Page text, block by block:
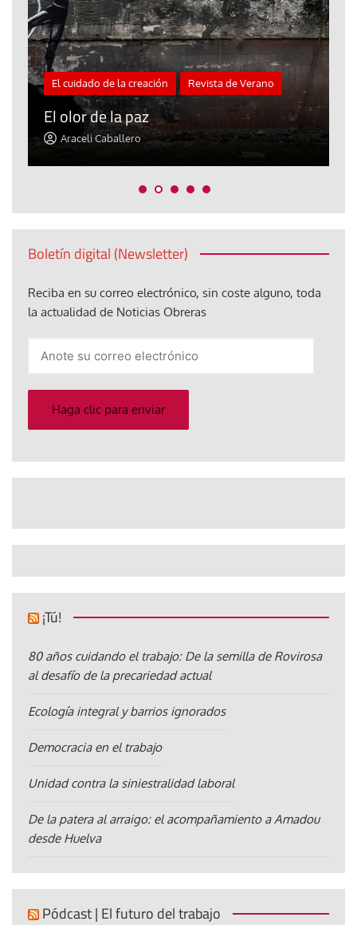
El cuidado de la creación Revista de Verano
El olor de la paz
Araceli Caballero
Boletín digital (Newsletter)
Reciba en su correo electrónico, sin coste alguno, toda
la actualidad de Noticias Obreras
electrónico
Haga clic para enviar
¡Tú!
80 años cuidando el trabajo: De la semilla de Rovirosa
al desafío de la precariedad actual
Ecología integral y barrios ignorados
Democracia en el trabajo
Unidad contra la siniestralidad laboral
De la patera al arraigo: el acompañamiento a Amadou
desde Huelva
Pódcast | El futuro del trabajo